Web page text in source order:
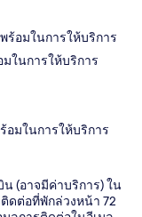
ร้อมในการให้บริการ
ในการให้บริการ
อมในการให้บริการ
(อาจมีค่าบริการ) ใน
ดต่อที่พักล่วงหน้า 72